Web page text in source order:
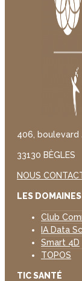
406, boulevard
33130 BÈGLES
NOUS
LES
Club
IA Data
Smart 4D
TOPOS
TIC SANTÉ